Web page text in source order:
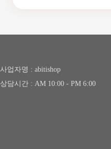
사업자명 : abitishop
상담시간 : AM 10:00 - PM 6:00